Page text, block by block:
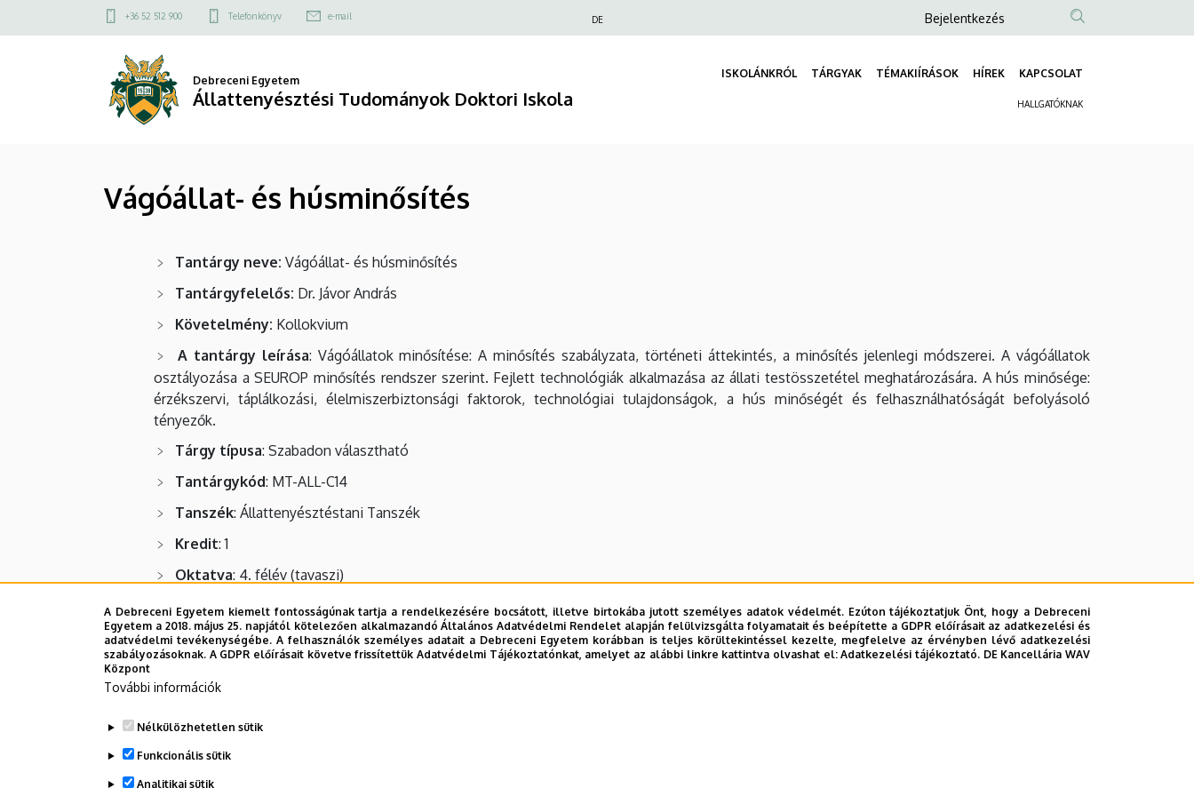
Vágóállat-
húsminősítés
Tudományok
a
Felső
menü
+36 52 512 900 Telefonkönyv e-mail DE
Anonim
fiók
Bejelentkezés
Debreceni Egyetem
Állattenyésztési Tudományok Doktori Iskola
ISKOLÁNKRÓL TÁRGYAK TÉMAKIÍRÁSOK HÍREK KAPCSOLAT
HALLGATÓKNAK
Vágóállat- és húsminősítés
Tantárgy neve: Vágóállat- és húsminősítés
Tantárgyfelelős: Dr. Jávor András
Követelmény: Kollokvium
A tantárgy leírása: Vágóállatok minősítése: A minősítés szabályzata, történeti áttekintés, a minősítés jelenlegi módszerei. A vágóállatok
osztályozása a SEUROP minősítés rendszer szerint. Fejlett technológiák alkalmazása az állati testösszetétel meghatározására. A hús minősége:
érzékszervi, táplálkozási, élelmiszerbiztonsági faktorok, technológiai tulajdonságok, a hús minőségét és felhasználhatóságát befolyásoló
tényezők.
Tárgy típusa: Szabadon választható
Tantárgykód: MT-ALL-C14
Tanszék: Állattenyésztéstani Tanszék
Kredit: 1
Oktatva: 4. félév (tavaszi)
Legutóbbi frissítés: 2023. 04. 04. 12:01
A Debreceni Egyetem kiemelt fontosságúnak tartja a rendelkezésére bocsátott, illetve birtokába jutott személyes adatok védelmét. Ezúton tájékoztatjuk Önt, hogy a Debreceni
Egyetem a 2018. május 25. napjától kötelezően alkalmazandó Általános Adatvédelmi Rendelet alapján felülvizsgálta folyamatait és beépítette a GDPR előírásait az adatkezelési és
adatvédelmi tevékenységébe. A felhasználók személyes adatait a Debreceni Egyetem korábban is teljes körültekintéssel kezelte, megfelelve az érvényben lévő adatkezelési
szabályozásoknak. A GDPR előírásait követve frissítettük Adatvédelmi Tájékoztatónkat, amelyet az alábbi linkre kattintva olvashat el:Adatkezelési tájékoztató. DE Kancellária WAV
Központ
További információk
Nélkülözhetetlen sütik
Funkcionális sütik
Analitikai sütik